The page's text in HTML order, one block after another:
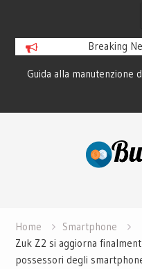
Breaking
Guida alla manutenzione
Home
Smartphone
Zuk Z2 si aggiorna
possessori degli